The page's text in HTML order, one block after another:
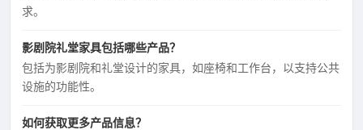
求。
影剧院礼堂家具包括哪些产品？
包括为影剧院和礼堂设计的家具，如座椅和工作台，以支持公共
设施的功能性。
如何获取更多产品信息？